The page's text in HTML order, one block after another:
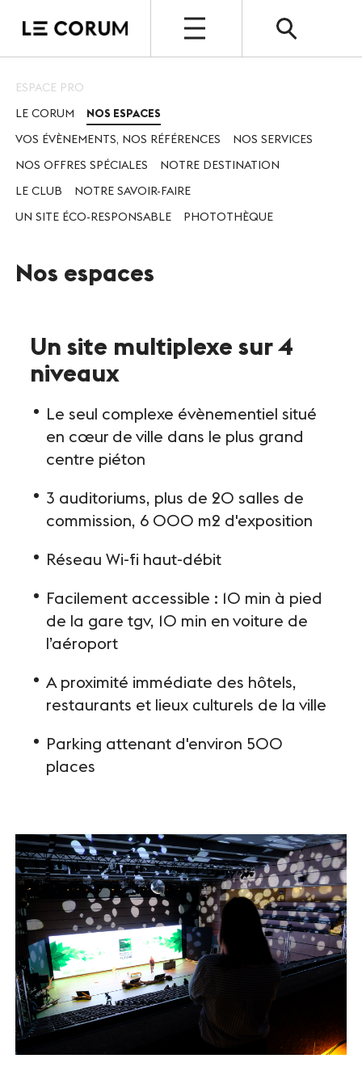
ESPACE PRO
Le Corum
Nos espaces
Vos évènements, nos références
Nos services
Notre destination
Le Club
Notre savoir-faire
Un site éco-responsable
Photothèque
ESPACE GRAND PUBLIC
Agenda
Billetterie
Accès
Restauration et hébergement
Sécurité et protocole sanitaire
Objets perdus et trouvés
Contact
SUIVEZ-NOUS
Facebook LinkedIn
ESPACE PRO
LE CORUM
NOS ESPACES
VOS ÉVÈNEMENTS, NOS RÉFÉRENCES
NOS SERVICES
NOS OFFRES SPÉCIALES
NOTRE DESTINATION
LE CLUB
NOTRE SAVOIR-FAIRE
UN SITE ÉCO-RESPONSABLE
PHOTOTHÈQUE
Nos espaces
Un site multiplexe sur 4
niveaux
Le seul complexe évènementiel situé
en cœur de ville dans le plus grand
centre piéton
3 auditoriums, plus de 20 salles de
commission, 6 000 m2 d'exposition
Réseau Wi-fi haut-débit
Facilement accessible : 10 min à pied
de la gare tgv, 10 min en voiture de
l’aéroport
A proximité immédiate des hôtels,
restaurants et lieux culturels de la ville
Parking attenant d'environ 500
places